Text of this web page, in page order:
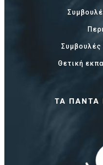
Συμβουλές
Θετική
ΤΑ ΠΆΝΤΑ